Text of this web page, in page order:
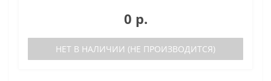
0 р.
НЕТ В НАЛИЧИИ (НЕ ПРОИЗВОДИТСЯ)